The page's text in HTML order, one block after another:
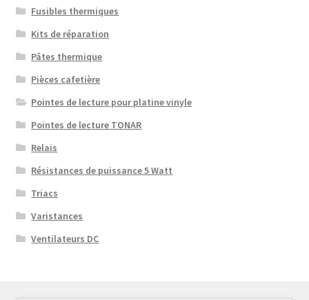
Fusibles thermiques
Kits de réparation
Pâtes thermique
Pièces cafetière
Pointes de lecture pour platine vinyle
Pointes de lecture TONAR
Relais
Résistances de puissance 5 Watt
Triacs
Varistances
Ventilateurs DC